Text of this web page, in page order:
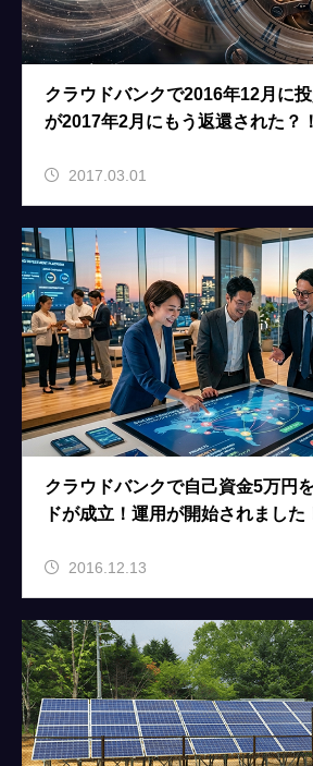
クラウドバンクで2016年12月に
が2017年2月にもう返還された？！
2017.03.01
クラウドバンクで自己資金5万円
ドが成立！運用が開始されました
2016.12.13